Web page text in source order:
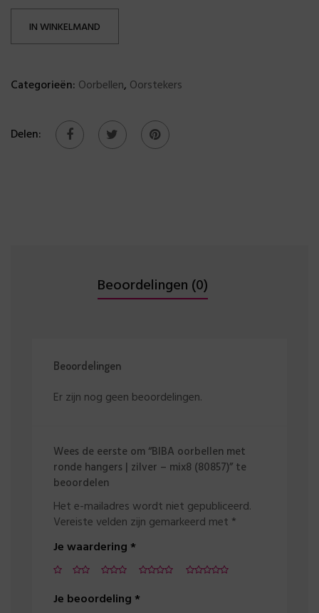
IN WINKELMAND
Categorieën: Oorbellen, Oorstekers
Delen:
Beoordelingen (0)
Beoordelingen
Er zijn nog geen beoordelingen.
Wees de eerste om “BIBA oorbellen met
ronde hangers | zilver – mix8 (80857)” te
beoordelen
Het e-mailadres wordt niet gepubliceerd.
Vereiste velden zijn gemarkeerd met *
Je waardering*
Je beoordeling*